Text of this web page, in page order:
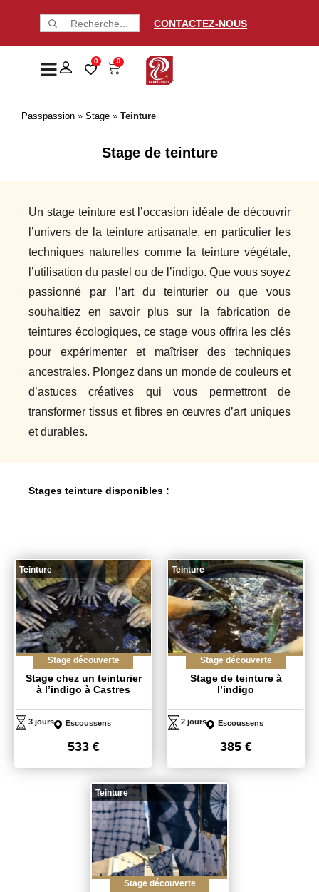
CONTACTEZ-NOUS
0 0
Passpassion » Stage » Teinture
Stage de teinture
Un stage teinture est l’occasion idéale de découvrir
l’univers de la teinture artisanale, en particulier les
techniques naturelles comme la teinture végétale,
l’utilisation du pastel ou de l’indigo. Que vous soyez
passionné par l’art du teinturier ou que vous
souhaitiez en savoir plus sur la fabrication de
teintures écologiques, ce stage vous offrira les clés
pour expérimenter et maîtriser des techniques
ancestrales. Plongez dans un monde de couleurs et
d’astuces créatives qui vous permettront de
transformer tissus et fibres en œuvres d’art uniques
et durables.
Stages teinture disponibles :
Teinture
Stage découverte
Stage chez un teinturier
à l’indigo à Castres
3 jours Escoussens
533 €
Teinture
Stage découverte
Stage de teinture à
l’indigo
2 jours Escoussens
385 €
Teinture
Stage découverte